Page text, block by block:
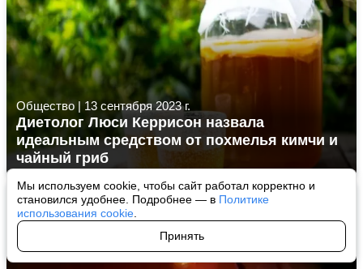
Мы используем cookie, чтобы сайт работал корректно и
становился удобнее. Подробнее — в Политике
использования cookie
Принять
Общество | 13 сентября 2023 г.
Диетолог Люси Керрисон назвала
идеальным средством от похмелья кимчи и
чайный гриб